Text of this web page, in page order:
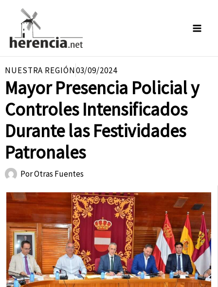
contenido
NUESTRA REGIÓN03/09/2024
Mayor Presencia Policial y
Controles Intensificados
Durante las Festividades
Patronales
PorOtras Fuentes